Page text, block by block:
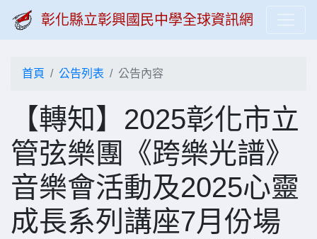
彰化縣立彰興國民中學全球資訊網
首頁 公告列表 公告內容
【轉知】2025彰化市立
管弦樂團《跨樂光譜》
音樂會活動及2025心靈
成長系列講座7月份場